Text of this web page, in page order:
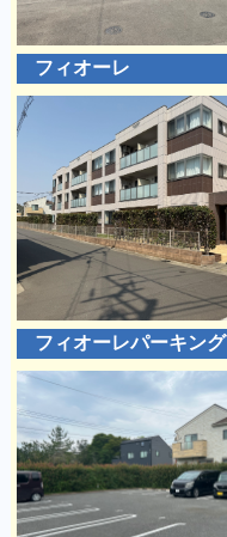
フィオーレ
フィオーレパーキング